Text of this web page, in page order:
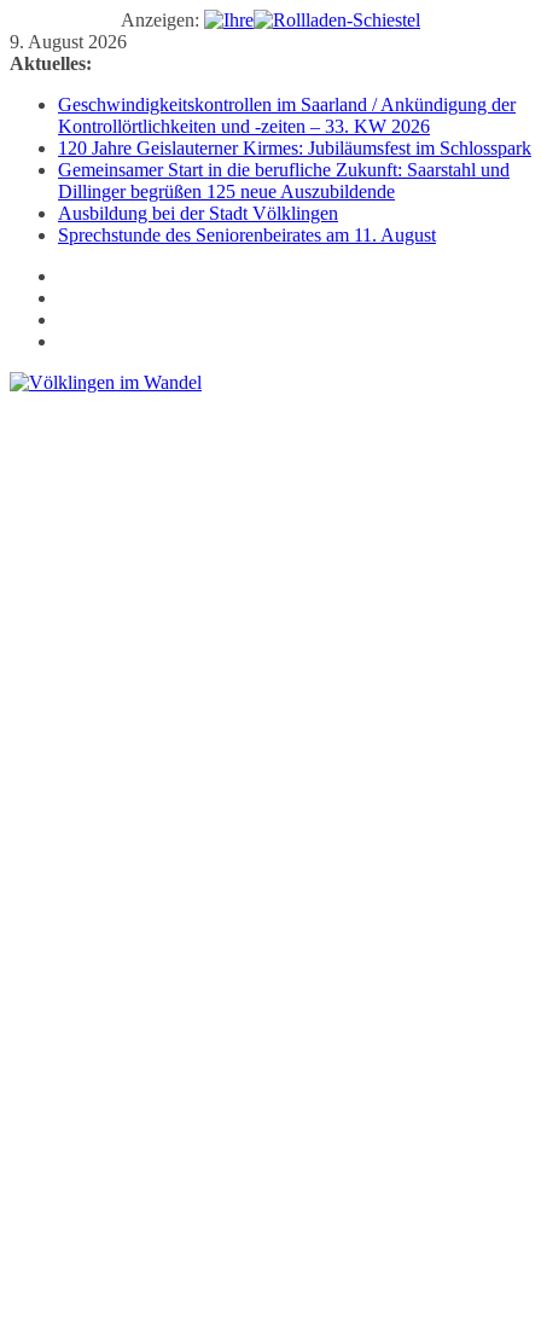
Anzeigen:
Zum
Inhalt
9. August 2026
Aktuelles:
Geschwindigkeitskontrollen im Saarland / Ankündigung der
Kontrollörtlichkeiten und -zeiten – 33. KW 2026
120 Jahre Geislauterner Kirmes: Jubiläumsfest im Schlosspark
Gemeinsamer Start in die berufliche Zukunft: Saarstahl und
Dillinger begrüßen 125 neue Auszubildende
Ausbildung bei der Stadt Völklingen
Sprechstunde des Seniorenbeirates am 11. August